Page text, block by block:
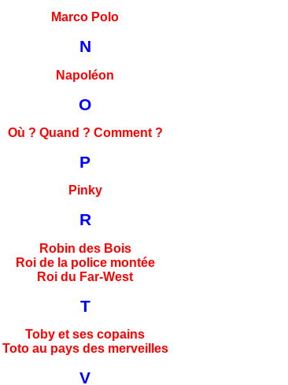
Marco Polo
N
Napoléon
O
Où ? Quand ? Comment ?
P
Pinky
R
Robin des Bois
Roi de la police montée
Roi du Far-West
T
Toby et ses copains
Toto au pays des merveilles
V